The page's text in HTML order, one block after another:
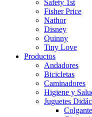
Safety 1st
Fisher Price
Nathor
Disney
Quinny
Tiny Love
Productos
Andadores
Bicicletas
Caminadores
Higiene y
Juguetes